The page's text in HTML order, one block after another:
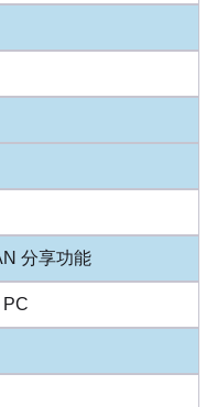
分享功能
PC